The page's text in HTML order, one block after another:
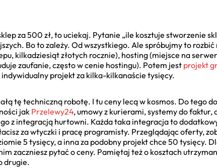
za 500 zł, to uciekaj. Pytanie „ile kosztuje stworzenie
Bo to zależy. Od wszystkiego. Ale spróbujmy to
kilkadziesiąt złotych rocznie), hosting (miejsce na
zaufanie, często w cenie hostingu). Potem jestprojekt
projekt za kilka-kilkanaście tysięcy.
tę techniczną robotę. I tu ceny lecą w kosmos. Do tego
jak Przelewy24, umowy z kurierami, systemy do
z integracją hurtowni. Każda taka integracja to
za wtyczki i pracę programisty. Przeglądając oferty,
5 tysięcy, a inna za podobny projekt chce 50 tysięcy.
zaczniesz pytać o ceny. Pamiętaj też o kosztach
drugie.